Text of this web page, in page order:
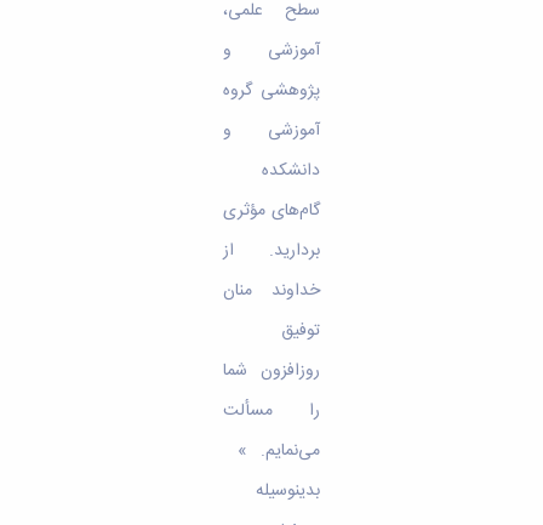
سطح علمی،
آموزشی و
پژوهشی گروه
آموزشی و
دانشکده
گام‌های مؤثری
بردارید. از
خداوند منان
توفیق
روزافزون شما
را مسألت
می‌نمایم. »
بدینوسیله